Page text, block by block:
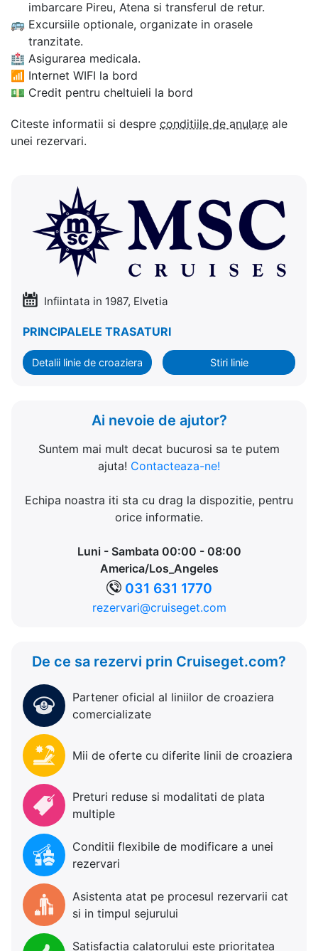
imbarcare Pireu, Atena si transferul de retur.
🚌 Excursiile optionale, organizate in orasele
tranzitate.
🏥 Asigurarea medicala.
📶 Internet WIFI la bord
💵 Credit pentru cheltuieli la bord
Citeste informatii si despre conditiile de anulare ale
unei rezervari.
Infiintata in 1987, Elvetia
PRINCIPALELE TRASATURI
Detalii linie de croaziera Stiri linie
Ai nevoie de ajutor?
Suntem mai mult decat bucurosi sa te putem
ajuta! Contacteaza-ne!
Echipa noastra iti sta cu drag la dispozitie, pentru
orice informatie.
Luni - Sambata 00:00 - 08:00
America/Los_Angeles
031 631 1770
rezervari@cruiseget.com
De ce sa rezervi prin Cruiseget.com?
Partener oficial al liniilor de croaziera
comercializate
Mii de oferte cu diferite linii de croaziera
Preturi reduse si modalitati de plata
multiple
Conditii flexibile de modificare a unei
rezervari
Asistenta atat pe procesul rezervarii cat
si in timpul sejurului
Satisfactia calatorului este prioritatea